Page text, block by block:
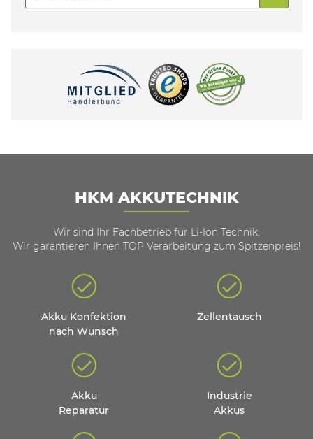
HKM AKKUTECHNIK
Wir sind Ihr Fachbetrieb für Li-Ion Technik.
Wir garantieren Ihnen TOP Verarbeitung zum Spitzenpreis!
Akku Konfektion
nach Wunsch
Zellentausch
Akku
Reparatur
Industrie
Akkus